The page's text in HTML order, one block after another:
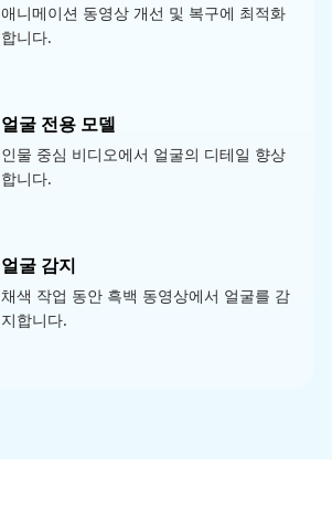
애니메이션 동영상 개선 및 복구에 최적화
합니다.
얼굴 전용 모델
인물 중심 비디오에서 얼굴의 디테일 향상
합니다.
얼굴 감지
채색 작업 동안 흑백 동영상에서 얼굴를 감
지합니다.